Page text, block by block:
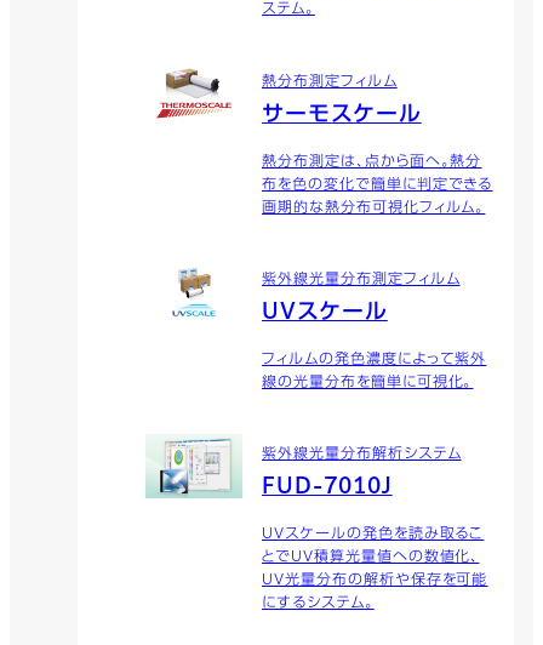
ステム。
熱分布測定フィルム
サーモスケール
熱分布測定は、点から面へ。熱分
布を色の変化で簡単に判定できる
画期的な熱分布可視化フィルム。
紫外線光量分布測定フィルム
UVスケール
フィルムの発色濃度によって紫外
線の光量分布を簡単に可視化。
紫外線光量分布解析システム
FUD-7010J
UVスケールの発色を読み取るこ
とでUV積算光量値への数値化、
UV光量分布の解析や保存を可能
にするシステム。